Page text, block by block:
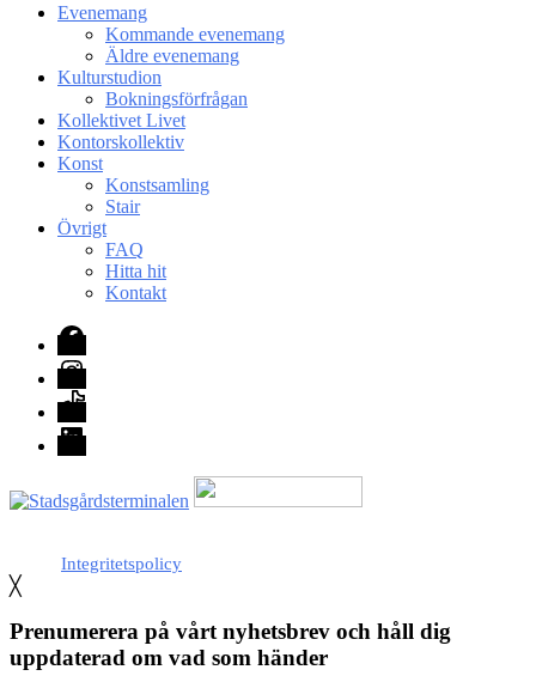
Evenemang
Kommande evenemang
Äldre evenemang
Kulturstudion
Bokningsförfrågan
Kollektivet Livet
Kontorskollektiv
Konst
Konstsamling
Stair
Övrigt
FAQ
Hitta hit
Kontakt
Facebook
Instagram
TikTok
LinkedIn
Integritetspolicy
╳
Prenumerera på vårt nyhetsbrev och håll dig
uppdaterad om vad som händer